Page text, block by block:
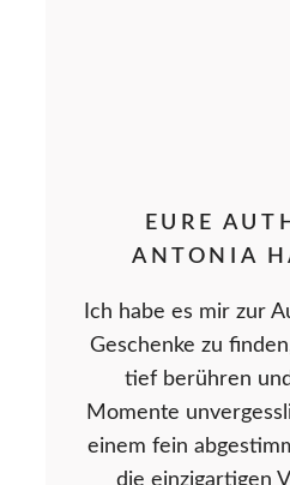
EURE
ANTONIA
Ich habe es mir zur
Geschenke zu
tief berühren
Momente
einem fein
die einzigartigen